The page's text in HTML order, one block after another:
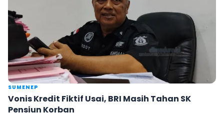
SUMENEP
Vonis Kredit Fiktif Usai, BRI Masih Tahan SK
Pensiun Korban